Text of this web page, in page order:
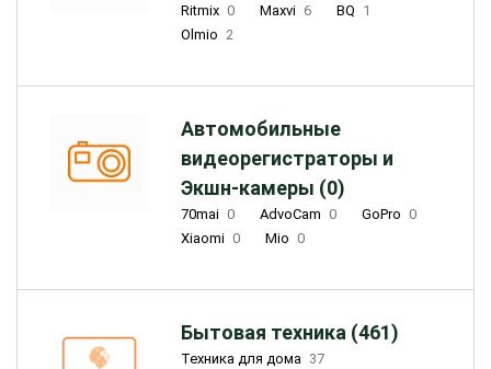
Ritmix 0 Maxvi 6 BQ 1
Olmio 2
Автомобильные
видеорегистраторы и
Экшн-камеры (0)
70mai 0 AdvoCam 0 GoPro 0
Xiaomi 0 Mio 0
Бытовая техника (461)
Техника для дома 37